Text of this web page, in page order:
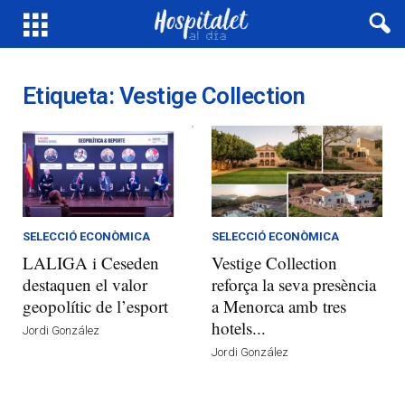
Etiqueta: Vestige Collection
SELECCIÓ ECONÒMICA
LALIGA i Ceseden
destaquen el valor
geopolític de l’esport
Jordi González
SELECCIÓ ECONÒMICA
Vestige Collection
reforça la seva presència
a Menorca amb tres
hotels...
Jordi González